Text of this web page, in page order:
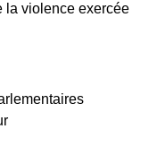
la violence exercée